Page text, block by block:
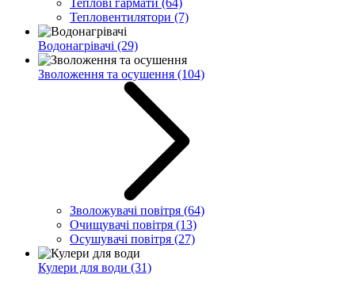
Тепловентилятори (7)
Водонагрівачі (29)
Зволоження та осушення (104)
Зволожувачі повітря (64)
Очищувачі повітря (13)
Осушувачі повітря (27)
Кулери для води (31)